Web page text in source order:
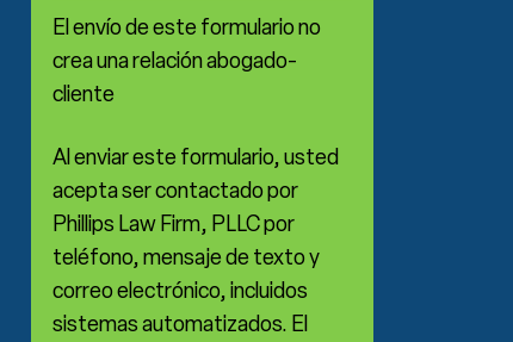
El envío de este formulario no
crea una relación abogado-
cliente
Al enviar este formulario, usted
acepta ser contactado por
Phillips Law Firm, PLLC por
teléfono, mensaje de texto y
correo electrónico, incluidos
sistemas automatizados. El